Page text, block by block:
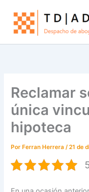
contenido
Reclamar
única
hipoteca
Por Ferran Herrera/21 de